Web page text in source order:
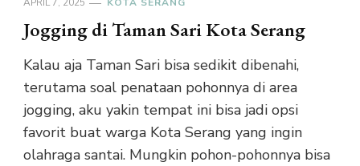
APRIL 7, 2025 KOTA SERANG
Jogging di Taman Sari Kota Serang
Kalau aja Taman Sari bisa sedikit dibenahi,
terutama soal penataan pohonnya di area
jogging, aku yakin tempat ini bisa jadi opsi
favorit buat warga Kota Serang yang ingin
olahraga santai. Mungkin pohon-pohonnya bisa